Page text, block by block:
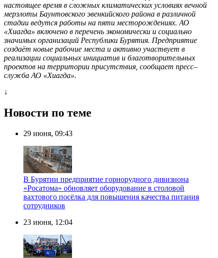
настоящее время в сложных климатических условиях вечной
мерзлоты Баунтовского эвенкийского района в различной
стадии ведутся работы на пяти месторождениях. АО
«Хиагда» включено в перечень экономически и социально
значимых организаций Республики Бурятия. Предприятие
создаёт новые рабочие места и активно участвует в
реализации социальных инициатив и благотворительных
проектов на территории присутствия, сообщает пресс–
служба АО «Хиагда».
↓
Новости по теме
29 июня, 09:43
В Бурятии предприятие горнорудного дивизиона
«Росатома» обновляет оборудование в столовой
вахтового посёлка для повышения качества питания
сотрудников
23 июня, 12:04